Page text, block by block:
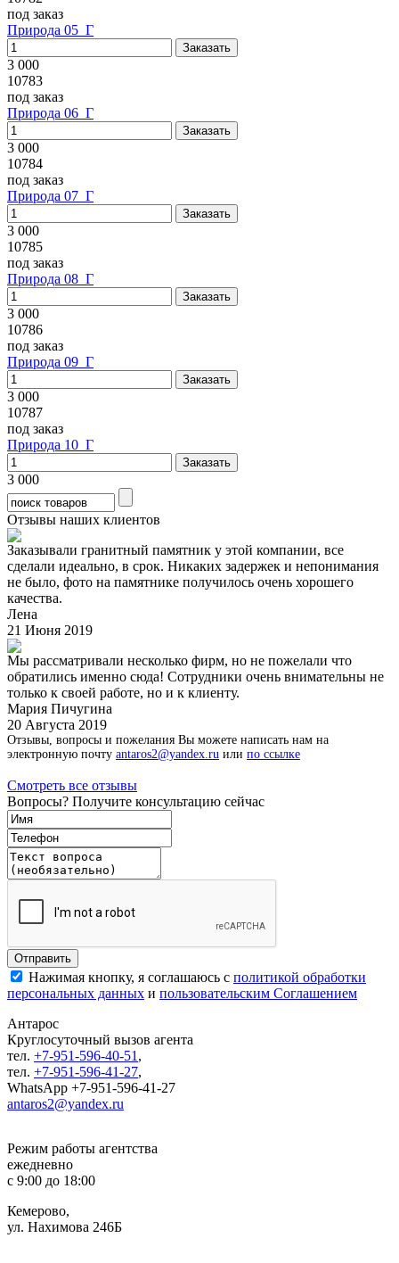
под заказ
Природа 05_Г
3 000
10783
под заказ
Природа 06_Г
3 000
10784
под заказ
Природа 07_Г
3 000
10785
под заказ
Природа 08_Г
3 000
10786
под заказ
Природа 09_Г
3 000
10787
под заказ
Природа 10_Г
3 000
Отзывы наших клиентов
Заказывали гранитный памятник у этой компании, все
сделали идеально, в срок. Никаких задержек и непонимания
не было, фото на памятнике получилось очень хорошего
качества.
Лена
21 Июня 2019
Мы рассматривали несколько фирм, но не пожелали что
обратились именно сюда! Сотрудники очень внимательны не
только к своей работе, но и к клиенту.
Мария Пичугина
20 Августа 2019
Отзывы, вопросы и пожелания Вы можете написать нам на
электронную почту antaros2@yandex.ru или по ссылке
Смотреть все отзывы
Вопросы? Получите консультацию сейчас
Нажимая кнопку, я соглашаюсь с политикой обработки
персональных данных и пользовательским Соглашением
Антарос
Круглосуточный вызов агента
тел. +7-951-596-40-51 ,
тел. +7-951-596-41-27,
WhatsApp +7-951-596-41-27
antaros2@yandex.ru
Режим работы агентства
ежедневно
с 9:00 до 18:00
Кемерово,
ул. Нахимова 246Б